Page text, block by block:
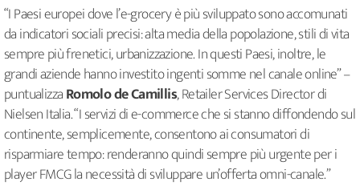
“I Paesi europei dove l’e-grocery è più sviluppato sono accomunati
da indicatori sociali precisi: alta media della popolazione, stili di vita
sempre più frenetici, urbanizzazione. In questi Paesi, inoltre, le
grandi aziende hanno investito ingenti somme nel canale online” –
puntualizzaRomolo de Camillis, Retailer Services Director di
Nielsen Italia. “I servizi di e-commerce che si stanno diffondendo sul
continente, semplicemente, consentono ai consumatori di
risparmiare tempo: renderanno quindi sempre più urgente per i
player FMCG la necessità di sviluppare un’offerta omni-canale.”